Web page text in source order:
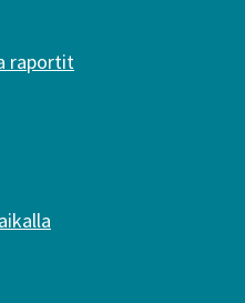
raportit